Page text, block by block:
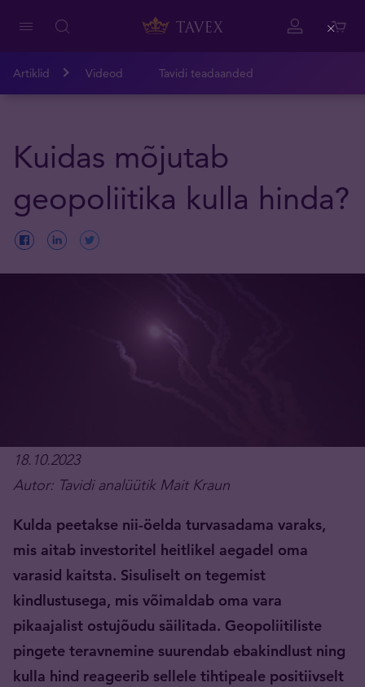
Artiklid Videod Tavidi teadaanded
Kuidas mõjutab
geopoliitika kulla hinda?
18.10.2023
Autor: Tavidi analüütik Mait Kraun
Kulda peetakse nii-öelda turvasadama varaks,
mis aitab investoritel heitlikel aegadel oma
varasid kaitsta. Sisuliselt on tegemist
kindlustusega, mis võimaldab oma vara
pikaajalist ostujõudu säilitada. Geopoliitiliste
pingete teravnemine suurendab ebakindlust ning
kulla hind reageerib sellele tihtipeale positiivselt
Close